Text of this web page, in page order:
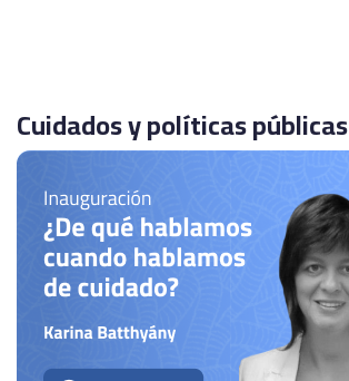
Cuidados y políticas públicas